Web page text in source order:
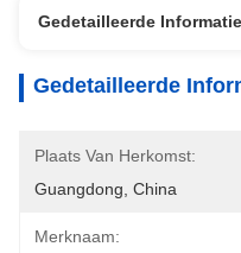
Gedetailleerde Informatie
Gedetailleerde
Plaats Van Herkomst:
Guangdong, China
Merknaam: